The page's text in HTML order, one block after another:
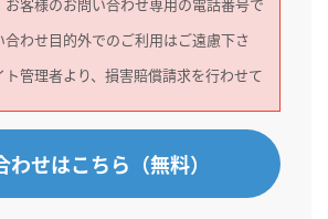
わせ目的外でのご利用はご遠慮下さ
管理者より、損害賠償請求を行わせて
わせはこちら（無料）